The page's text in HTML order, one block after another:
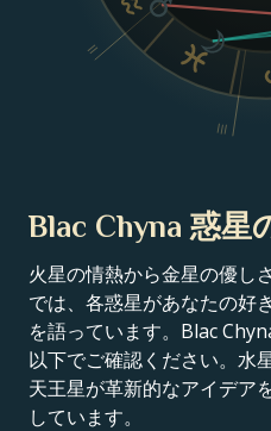
II
III
Blac Chyna 惑星
火星の情熱から金星の優し
では、各惑星があなたの好
を語っています。Blac
以下でご確認ください。水
天王星が革新的なアイデア
しています。